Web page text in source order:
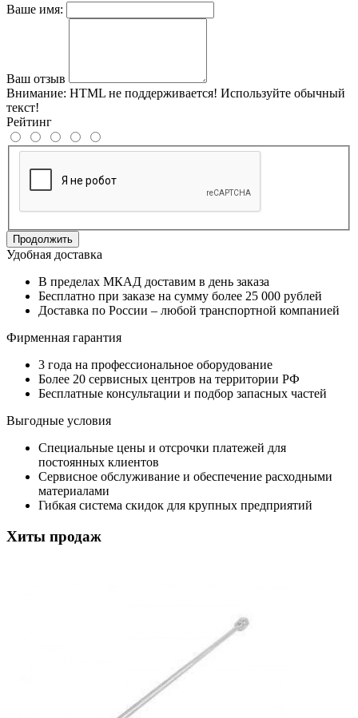
Ваше имя:
Ваш отзыв
Внимание: HTML не поддерживается! Используйте обычный
текст!
Рейтинг
Продолжить
Удобная доставка
В пределах МКАД доставим в день заказа
Бесплатно при заказе на сумму более 25 000 рублей
Доставка по России – любой транспортной компанией
Фирменная гарантия
3 года на профессиональное оборудование
Более 20 сервисных центров на территории РФ
Бесплатные консультации и подбор запасных частей
Выгодные условия
Специальные цены и отсрочки платежей для
постоянных клиентов
Сервисное обслуживание и обеспечение расходными
материалами
Гибкая система скидок для крупных предприятий
Хиты продаж